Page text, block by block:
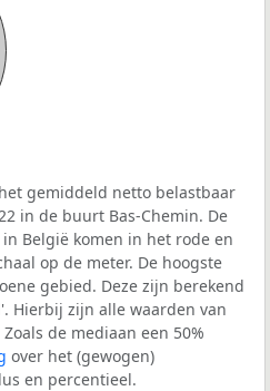
gemiddeld netto belastbaar
in de buurt Bas-Chemin. De
België komen in het rode en
op de meter. De hoogste
gebied. Deze zijn berekend
Hierbij zijn alle waarden van
de mediaan een 50%
over het (gewogen)
en percentieel.